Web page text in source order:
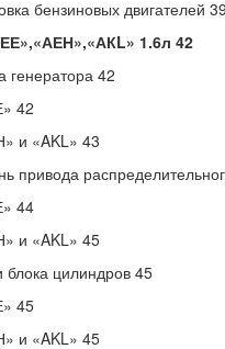
бензиновых двигателей 39
1.6л 42
генератора 42
42
и «AKL» 43
привода
44
и «AKL» 45
блока цилиндров 45
45
и «AKL» 45